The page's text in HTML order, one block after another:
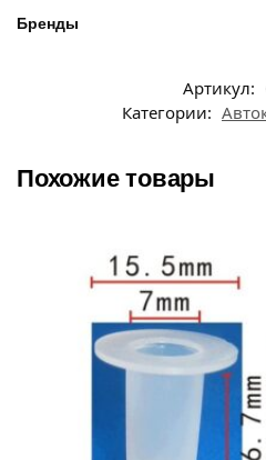
Бренды
Артикул:
Категории:
Похожие товары